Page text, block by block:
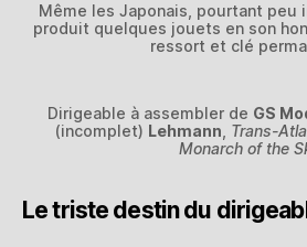
Même les Japonais, pourtant peu
produit quelques jouets en son
ressort et clé
Dirigeable à assembler de GS
(incomplet) Lehmann Trans-
Monarch of the
Le triste destin du